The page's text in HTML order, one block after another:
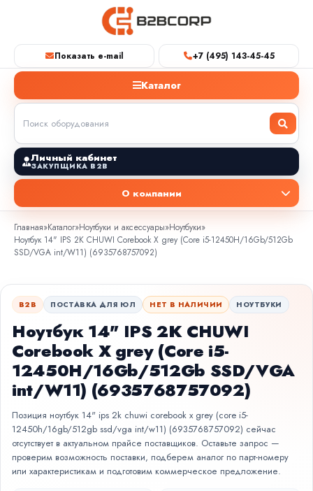
Показать e-mail +7 (495) 143-45-45
Каталог
Личный кабинет
ЗАКУПЩИКА B2B
О компании
Главная»Каталог»Ноутбуки и аксессуары»Ноутбуки»
Ноутбук 14" IPS 2K CHUWI Corebook X grey (Core i5-12450H/16Gb/512Gb
SSD/VGA int/W11) (6935768757092)
B2B ПОСТАВКА ДЛЯ ЮЛ НЕТ В НАЛИЧИИ НОУТБУКИ
Ноутбук 14" IPS 2K CHUWI
Corebook X grey (Core i5-
12450H/16Gb/512Gb SSD/VGA
int/W11) (6935768757092)
Позиция ноутбук 14" ips 2k chuwi corebook x grey (core i5-
12450h/16gb/512gb ssd/vga int/w11) (6935768757092) сейчас
отсутствует в актуальном прайсе поставщиков. Оставьте запрос —
проверим возможность поставки, подберем аналог по парт-номеру
или характеристикам и подготовим коммерческое предложение.